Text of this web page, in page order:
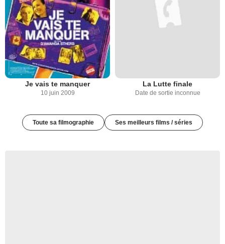
Je vais te manquer
10 juin 2009
La Lutte finale
Date de sortie inconnue
Toute sa filmographie Ses meilleurs films / séries